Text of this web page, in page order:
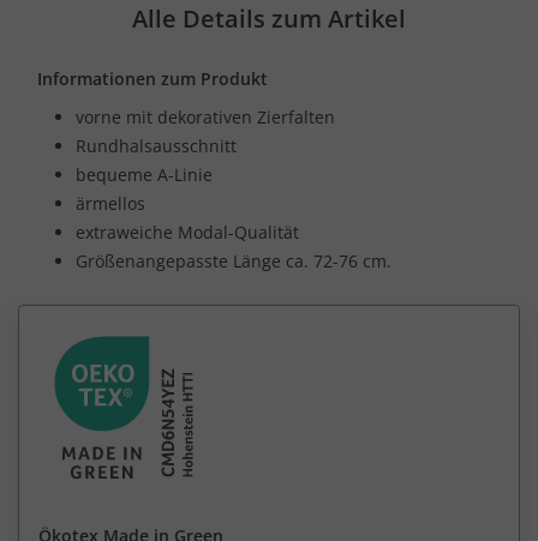
Alle Details zum Artikel
Informationen zum Produkt
vorne mit dekorativen Zierfalten
Rundhalsausschnitt
bequeme A-Linie
ärmellos
extraweiche Modal-Qualität
Größenangepasste Länge ca. 72-76 cm.
Ökotex Made in Green